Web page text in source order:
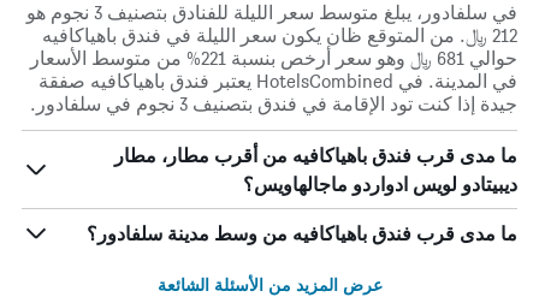
في سلفادور، يبلغ متوسط ​​سعر الليلة للفنادق بتصنيف 3 نجوم هو
212 ﷼. من المتوقع ظان يكون سعر الليلة في فندق باهياكافيه
حوالي 681 ﷼ وهو سعر أرخص بنسبة 221% من متوسط الأسعار
في المدينة. في HotelsCombined يعتبر فندق باهياكافيه صفقة
جيدة إذا كنت تود الإقامة في فندق بتصنيف 3 نجوم في سلفادور.
ما مدى قرب فندق باهياكافيه من أقرب مطار، مطار
ديبيتادو لويس ادواردو ماجالهاويس؟
ما مدى قرب فندق باهياكافيه من وسط مدينة سلفادور؟
عرض المزيد من الأسئلة الشائعة